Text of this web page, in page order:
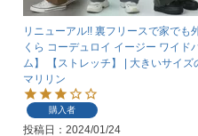
リニューアル!! 裏フリースで家でも
くら コーデュロイ イージー ワイド
ム】 【ストレッチ】 | 大きいサイズ
マリリン
購入者
投稿日 2024/01/24